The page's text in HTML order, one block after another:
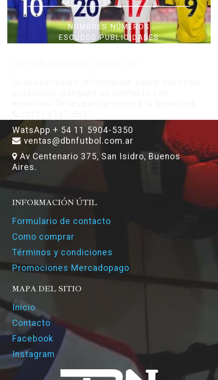
NOMBRES NÚMEROS
ESCUDOS PUBLICIDADES
WatsApp + 54 11 5904-5350
ventas@dbnfutbol.com.ar
Av Centenario 375, San Isidro, Buenos
Aires.
INFORMACIÓN ÚTIL
Formulario de contacto
Como comprar
Términos y condiciones
Promociones Mercadopago
MAPA DEL SITIO
Inicio
Contacto
Facebook
Instagram